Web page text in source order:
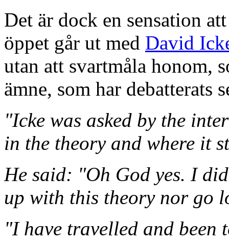
Det är dock en sensation
öppet går ut med David
utan att svartmåla honom,
ämne, som har debatterats
"Icke was asked by the
in the theory and where it
He said: "Oh God yes. I
up with this theory nor go
"I have travelled and been